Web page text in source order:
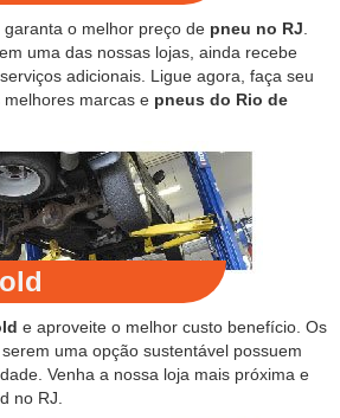
o melhor preço de pneu no RJ
em uma das nossas lojas, ainda recebe
adicionais. Ligue agora, faça seu
marcas e pneus do Rio de
e aproveite o melhor custo benefício. Os
uma opção sustentável possuem
Venha a nossa loja mais próxima e
no RJ.